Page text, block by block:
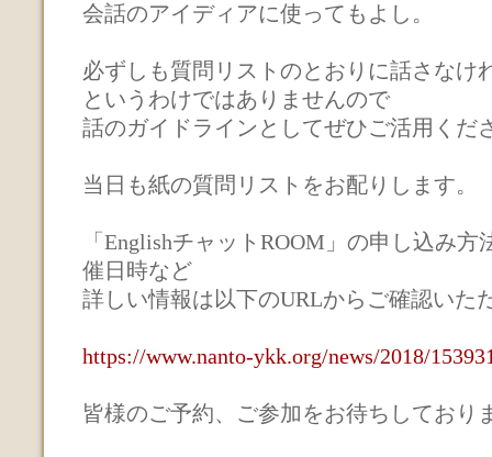
会話のアイディアに使ってもよし。
必ずしも質問リストのとおりに話さなけ
というわけではありませんので
話のガイドラインとしてぜひご活用くだ
当日も紙の質問リストをお配りします。
「EnglishチャットROOM」の申し込み
催日時など
詳しい情報は以下のURLからご確認いた
https://www.nanto-ykk.org/news/2018/
皆様のご予約、ご参加をお待ちしており